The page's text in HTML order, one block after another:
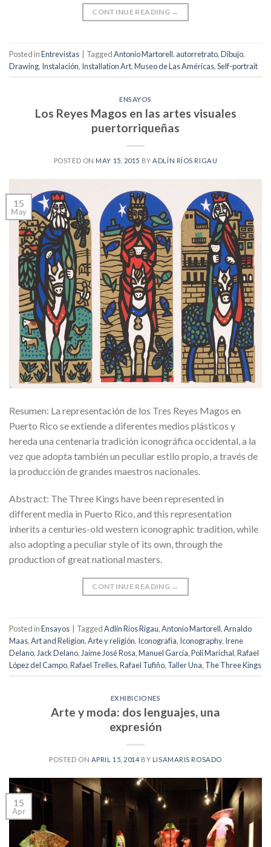
CONTINUE READING →
Posted inEntrevistas TaggedAntonio Martorell, autorretrato,Dibujo,
Drawing, Instalación, Installation Art,Museo de Las Américas,Self-portrait
ENSAYOS
Los Reyes Magos en las artes visuales
puertorriqueñas
POSTED ON MAY 15, 2015 BYADLÍN RÍOS RIGAU
15
May
Resumen: La representación de los Tres Reyes Magos en
Puerto Rico se extiende a diferentes medios plásticos y
hereda una centenaria tradición iconográfica occidental, a la
vez que adopta también un peculiar estilo propio, a través de
la producción de grandes maestros nacionales.
Abstract: The Three Kings have been represented in
different media in Puerto Rico, and this representation
inherits a centuries-old western iconographic tradition, while
also adopting a peculiar style of its own, through the
production of great national masters.
CONTINUE READING →
Posted inEnsayos TaggedAdlín Rios Rigau,Antonio Martorell,Arnaldo
Maas,Art and Religion,Arte y religión, Iconografía, Iconography, Irene
Delano, Jack Delano, Jaime José Rosa,Manuel García,Poli Marichal,Rafael
López del Campo,Rafael Trelles,Rafael Tufiño, Taller Una, The Three Kings
EXHIBICIONES
Arte y moda: dos lenguajes, una
expresión
POSTED ON APRIL 15, 2014 BY LISAMARIS ROSADO
15
Apr